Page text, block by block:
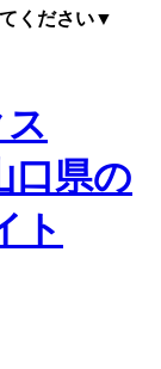
ください▼